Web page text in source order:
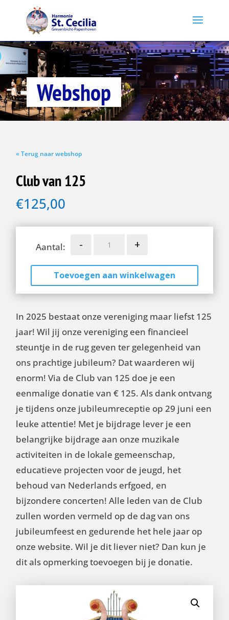
Webshop
« Terug naar webshop
Club van 125
€125,00
Aantal: -
Club
125
aantal
+
Toevoegen aan winkelwagen
In 2025 bestaat onze vereniging maar liefst 125
jaar!Wil jij onze vereniging een financieel
steuntje in de rug geven ter gelegenheid van
ons prachtige jubileum? Dat waarderen wij
enorm!Via de Club van 125 doe je een
eenmalige donatie van € 125.Als dank ontvang
je tijdens onze jubileumreceptie op 29 juni een
leuke attentie! Met je bijdrage lever je een
belangrijke bijdrage aan onze muzikale
activiteiten in de lokale gemeenschap,
educatieve projecten voor de jeugd, het
behoud van Nederlands erfgoed, en
bijzondere concerten!Alle leden van de Club
zullen worden vermeld op de dag van ons
jubileumfeest en gedurende het hele jaar op
onze website. Wil je dit liever niet? Dan kun je
dit als opmerking toevoegen bij je donatie.